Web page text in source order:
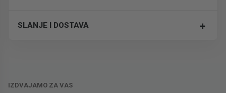
SLANJE I DOSTAVA +
IZDVAJAMO ZA VAS